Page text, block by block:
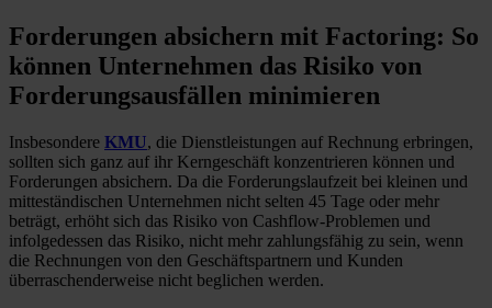
Forderungen absichern mit Factoring: So
können Unternehmen das Risiko von
Forderungsausfällen minimieren
Insbesondere KMU, die Dienstleistungen auf Rechnung erbringen,
sollten sich ganz auf ihr Kerngeschäft konzentrieren können und
Forderungen absichern. Da die Forderungslaufzeit bei kleinen und
mitteständischen Unternehmen nicht selten 45 Tage oder mehr
beträgt, erhöht sich das Risiko von Cashflow-Problemen und
infolgedessen das Risiko, nicht mehr zahlungsfähig zu sein, wenn
die Rechnungen von den Geschäftspartnern und Kunden
überraschenderweise nicht beglichen werden.